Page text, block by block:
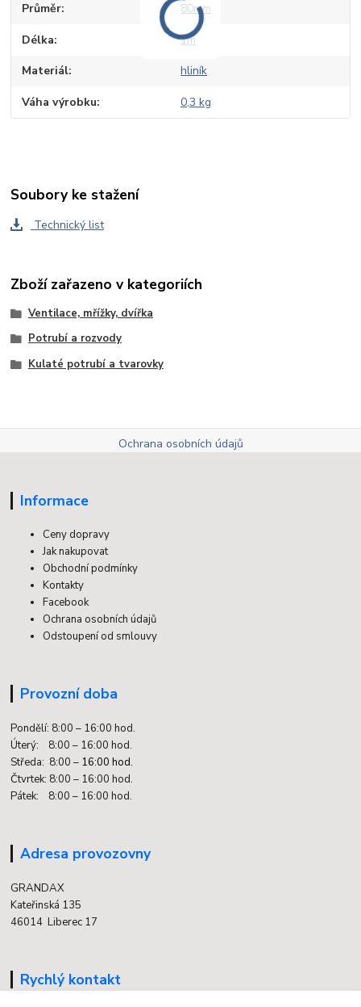
Průměr 80mm
Délka 1m
Materiál hliník
Váha výrobku 0,3 kg
Soubory ke stažení
Technický list
Zboží zařazeno v kategoriích
Ventilace, mřížky, dvířka
Potrubí a rozvody
Kulaté potrubí a tvarovky
Ochrana osobních údajů
Informace
Ceny dopravy
Jak nakupovat
Obchodní podmínky
Kontakty
Facebook
Ochrana osobních údajů
Odstoupení od smlouvy
Provozní doba
Pondělí: 8:00 – 16:00 hod.
Úterý: 8:00 – 16:00 hod.
Středa: 8:00 – 16:00 hod.
Čtvrtek: 8:00 – 16:00 hod.
Pátek: 8:00 – 16:00 hod.
Adresa provozovny
GRANDAX
Kateřinská 135
46014 Liberec 17
Rychlý kontakt